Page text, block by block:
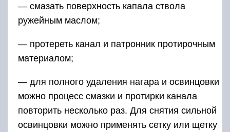
— смазать поверхность капала ствола
ружейным маслом;
— протереть канал и патронник протирочным
материалом;
— для полного удаления нагара и освинцовки
можно процесс смазки и протирки канала
повторить несколько раз. Для снятия сильной
освинцовки можно применять сетку или щетку